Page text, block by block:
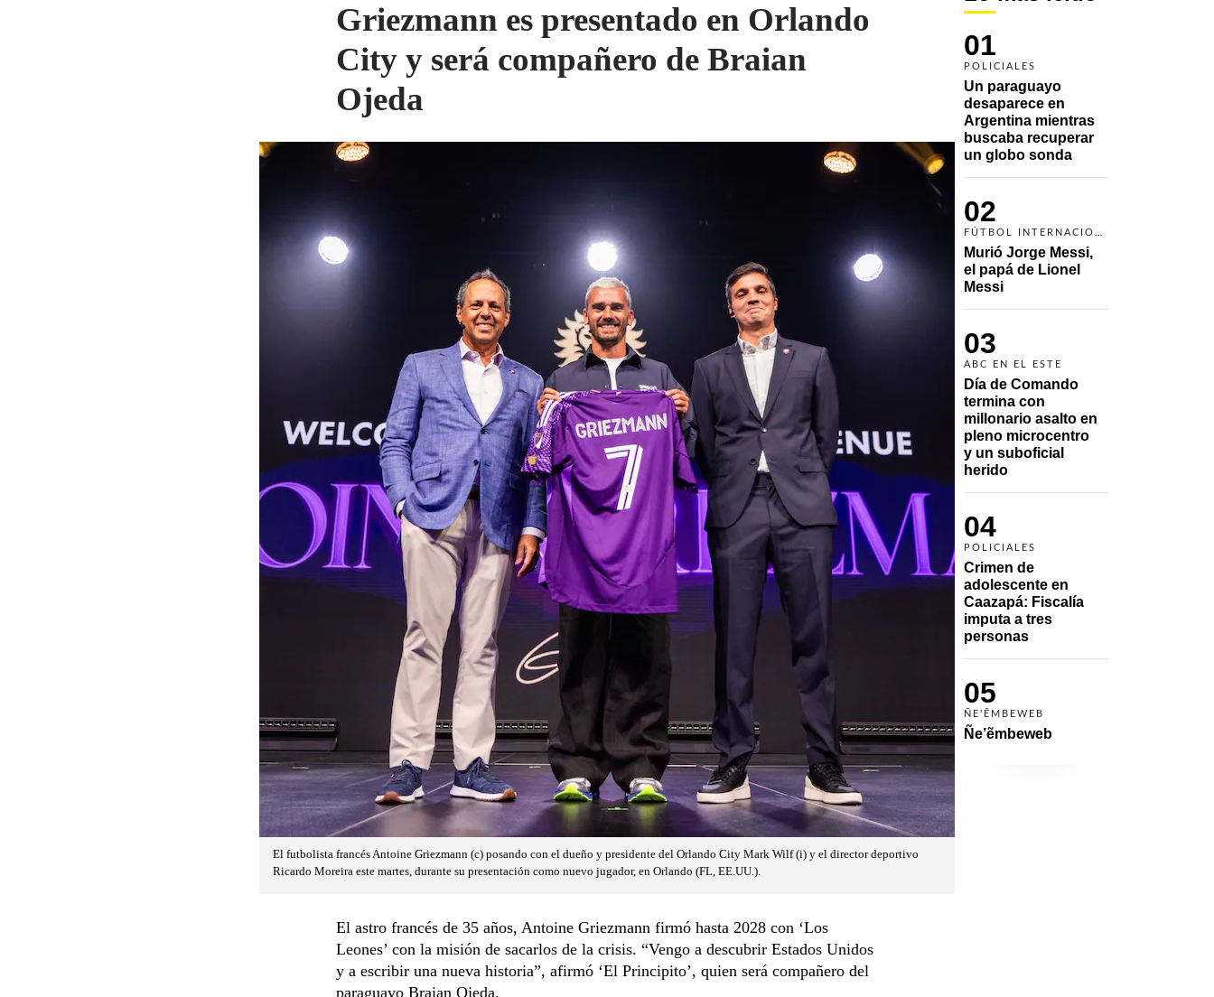
01
POLICIALES
Un paraguayo
desaparece en
Argentina mientras
buscaba recuperar
un globo sonda
02
Murió Jorge Messi,
el papá de Lionel
Messi
03
ABC EN EL ESTE
Día de Comando
termina con
millonario asalto en
pleno microcentro
y un suboficial
herido
04
POLICIALES
Crimen de
adolescente en
Caazapá: Fiscalía
imputa a tres
personas
05
ÑE'ẼMBEWEB
Ñe’ẽmbeweb
Griezmann es presentado en Orlando
City y será compañero de Braian
Ojeda
El futbolista francés Antoine Griezmann (c) posando con el dueño y presidente del Orlando City Mark Wilf (i) y el director deportivo
Ricardo Moreira este martes, durante su presentación como nuevo jugador, en Orlando (FL, EE.UU.).
El astro francés de 35 años, Antoine Griezmann firmó hasta 2028 con ‘Los
Leones’ con la misión de sacarlos de la crisis. “Vengo a descubrir Estados Unidos
y a escribir una nueva historia”, afirmó ‘El Principito’, quien será compañero del
paraguayo Braian Ojeda.